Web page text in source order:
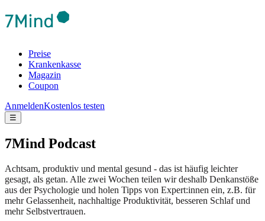
Preise
Krankenkasse
Magazin
Coupon
AnmeldenKostenlos testen
☰
7Mind Podcast
Achtsam, produktiv und mental gesund - das ist häufig leichter
gesagt, als getan. Alle zwei Wochen teilen wir deshalb Denkanstöße
aus der Psychologie und holen Tipps von Expert:innen ein, z.B. für
mehr Gelassenheit, nachhaltige Produktivität, besseren Schlaf und
mehr Selbstvertrauen.